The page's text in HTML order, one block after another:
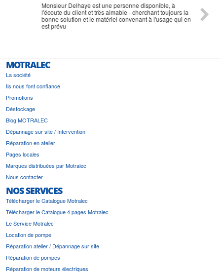
Monsieur Delhaye est une personne disponible, à
l'écoute du client et très aimable - cherchant toujours la
bonne solution et le matériel convenant à l'usage qui en
est prévu
MOTRALEC
La société
Ils nous font confiance
Promotions
Déstockage
Blog MOTRALEC
Dépannage sur site / Intervention
Réparation en atelier
Pages locales
Marques distribuées par Motralec
Nous contacter
NOS SERVICES
Télécharger le Catalogue Motralec
Télécharger le Catalogue 4 pages Motralec
Le Service Motralec
Location de pompe
Réparation atelier / Dépannage sur site
Réparation de pompes
Réparation de moteurs électriques